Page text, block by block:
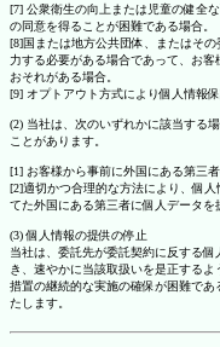
[7] 公衆衛生の向上または児童の健全
の同意を得ることが困難である場合。
[8]国または地方公共団体、またはそ
力する必要がある場合であって、お
おそれがある場合。
[9] オプトアウト方式により個人情報
(2) 当社は、次のいずれかに該当する
ことがあります。
[1] お客様から事前に外国にある第三
[2]適切かつ合理的な方法により、個
てた外国にある第三者に個人データを
(3) 個人情報の提供の停止
当社は、委託先が委託契約に反する
き、速やかに当該取扱いを是正する
措置の継続的な実施の確保が困難で
たします。